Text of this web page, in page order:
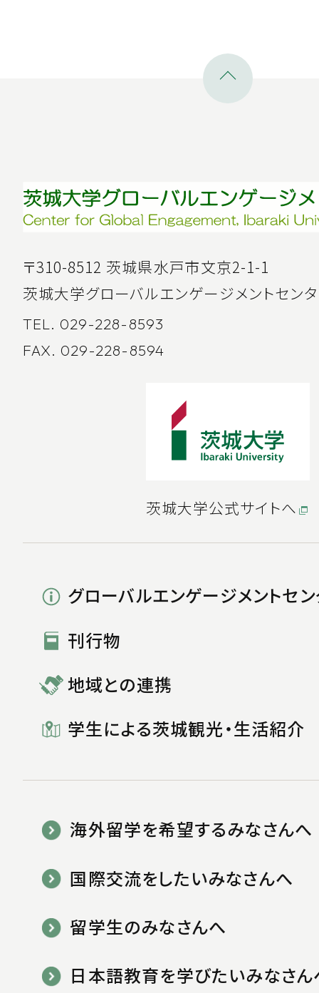
〒310-8512 茨城県水戸市文京2-1-1
茨城大学グローバルエンゲージメントセン
TEL. 029-228-8593
FAX. 029-228-8594
茨城大学公式サイトへ
グローバルエンゲージメントセ
刊行物
地域との連携
学生による茨城観光・生活紹介
海外留学を希望するみなさんへ
国際交流をしたいみなさんへ
留学生のみなさんへ
日本語教育を学びたいみなさん